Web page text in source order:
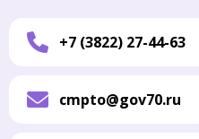
+7 (3822) 27-44-63
cmpto@gov70.ru